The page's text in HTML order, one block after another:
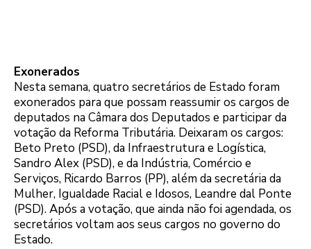
Exonerados
Nesta semana, quatro secretários de Estado foram
exonerados para que possam reassumir os cargos de
deputados na Câmara dos Deputados e participar da
votação da Reforma Tributária. Deixaram os cargos:
Beto Preto (PSD), da Infraestrutura e Logística,
Sandro Alex (PSD), e da Indústria, Comércio e
Serviços, Ricardo Barros (PP), além da secretária da
Mulher, Igualdade Racial e Idosos, Leandre dal Ponte
(PSD). Após a votação, que ainda não foi agendada, os
secretários voltam aos seus cargos no governo do
Estado.